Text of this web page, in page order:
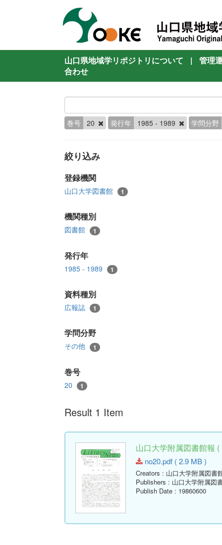
山口県地域学リポジトリについて |
管理
合わせ
巻号 20 発行年 1985 - 1989 学問分野
絞り込み
登録機関
山口大学図書館 1
機関種別
図書館 1
発行年
1985 - 1989 1
資料種別
広報誌 1
学問分野
その他 1
巻号
20 1
Result 1 Item
山口大学附属図書館報
no20.pdf ( 2.9 MB )
Creators : 山口大学附属図書
Publishers : 山口大学附属図
Publish Date : 19860600